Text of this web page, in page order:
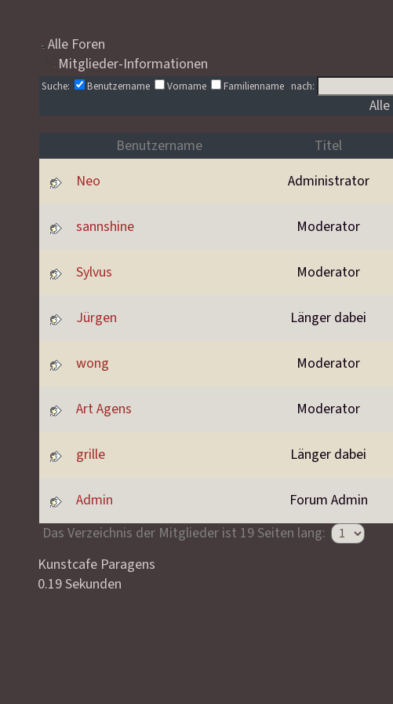
Alle Foren
Mitglieder-Informationen
Suche: Benutzername Vorname Familienname nach:
Alle
Benutzername Titel
Neo
Administrator
sannshine Moderator
Sylvus Moderator
Jürgen Länger dabei
wong Moderator
Art Agens Moderator
grille Länger dabei
Admin Forum Admin
Das Verzeichnis der Mitglieder ist 19 Seiten lang:
Kunstcafe Paragens
0.19 Sekunden